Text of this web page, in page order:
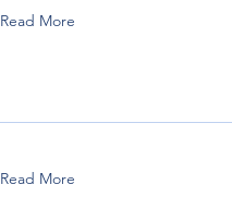
Read More
Read More